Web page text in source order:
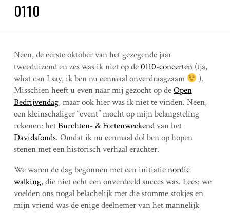
0110
Neen, de eerste oktober van het gezegende jaar
tweeduizend en zes was ik niet op de0110-concerten(tja,
what can I say, ik ben nu eenmaal onverdraagzaam
).
Misschien heeft u even naar mij gezocht op deOpen
Bedrijvendag, maar ook hier was ik niet te vinden. Neen,
een kleinschaliger “event” mocht op mijn belangsteling
rekenen: hetBurchten- & Fortenweekendvan het
Davidsfonds. Omdat ik nu eenmaal dol ben op hopen
stenen met een historisch verhaal erachter.
We waren de dag begonnen met een initiatienordic
walking, die niet echt een onverdeeld succes was. Lees: we
voelden ons nogal belachelijk met die stomme stokjes en
mijn vriend was de enige deelnemer van het mannelijk